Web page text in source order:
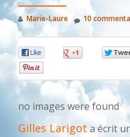
Marie-Laure 10
no images were found
Gilles Larigota écrit